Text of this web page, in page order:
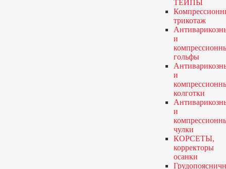
ТЕЙПЫ
трикотаж
и
гольфы
и
колготки
и
чулки
КОРСЕТЫ,
корректоры
осанки